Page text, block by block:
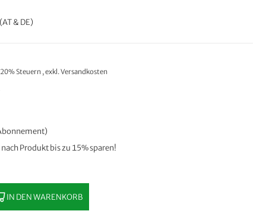
& DE)
Steuern ,exkl.Versandkosten
Produkt bis zu 15% sparen!
IN DEN WARENKORB